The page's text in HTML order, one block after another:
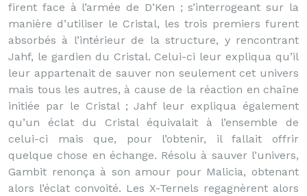
firent face à l’armée de D’Ken ; s’interrogeant sur la
manière d’utiliser le Cristal, les trois premiers furent
absorbés à l’intérieur de la structure, y rencontrant
Jahf, le gardien du Cristal. Celui-ci leur expliqua qu’il
leur appartenait de sauver non seulement cet univers
mais tous les autres, à cause de la réaction en chaîne
initiée par le Cristal ; Jahf leur expliqua également
qu’un éclat du Cristal équivalait à l’ensemble de
celui-ci mais que, pour l’obtenir, il fallait offrir
quelque chose en échange. Résolu à sauver l’univers,
Gambit renonça à son amour pour Malicia, obtenant
alors l’éclat convoité. Les X-Ternels regagnèrent alors